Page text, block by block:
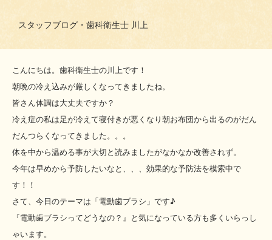
スタッフブログ・歯科衛生士 川上
こんにちは。歯科衛生士の川上です！
朝晩の冷え込みが厳しくなってきましたね。
皆さん体調は大丈夫ですか？
冷え症の私は足が冷えて寝付きが悪くなり朝お布団から出るのがだん
だんつらくなってきました。。。
体を中から温める事が大切と読みましたがなかなか改善されず。
今年は早めから予防したいなと、、、効果的な予防法を模索中で
す！！
さて、今日のテーマは「電動歯ブラシ」です♪
『電動歯ブラシってどうなの？』と気になっている方も多くいらっし
ゃいます。